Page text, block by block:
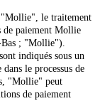
"Mollie", le traitement
de paiement Mollie
Bas ; "Mollie").
indiqués sous un
le processus de
"Mollie" peut
de paiement